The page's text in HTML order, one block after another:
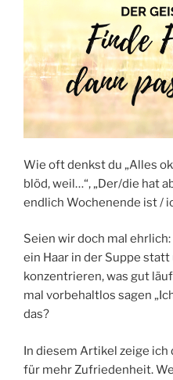
Wie oft denkst du „Alles
blöd, weil…“, „Der/die hat
endlich Wochenende ist /
Seien wir doch mal
ein Haar in der Suppe statt
konzentrieren, was gut
mal vorbehaltlos sagen
das?
In diesem Artikel zeige
für mehr Zufriedenheit.